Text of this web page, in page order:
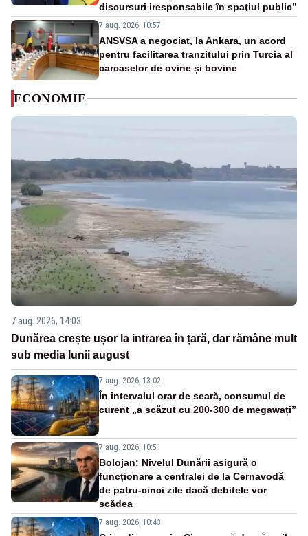
discursuri iresponsabile în spaţiul public”
7 aug. 2026, 10:57
ANSVSA a negociat, la Ankara, un acord
pentru facilitarea tranzitului prin Turcia al
carcaselor de ovine și bovine
ECONOMIE
7 aug. 2026, 14:03
Dunărea crește ușor la intrarea în țară, dar rămâne mult
sub media lunii august
7 aug. 2026, 13:02
În intervalul orar de seară, consumul de
curent „a scăzut cu 200-300 de megawați”
7 aug. 2026, 10:51
Bolojan: Nivelul Dunării asigură o
funcționare a centralei de la Cernavodă
de patru-cinci zile dacă debitele vor
scădea
7 aug. 2026, 10:43